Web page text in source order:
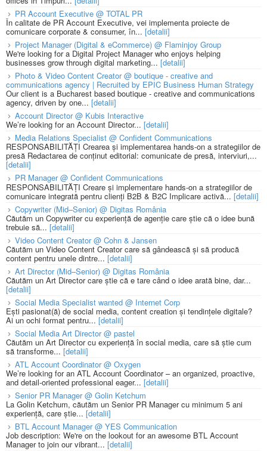
PR Account Executive @ TOTAL PR
În calitate de PR Account Executive, vei implementa proiecte de
comunicare corporate & consumer, în... [detalii]
Project Manager (Digital & eCommerce) @ Flaminjoy Group
We're looking for a Digital Project Manager who enjoys helping
businesses grow through digital marketing... [detalii]
Photo & Video Content Creator @ boutique - creative and
communications agency | Recruited by EPIC Business Human Strategy
Our client is a Bucharest based boutique - creative and communications
agency, driven by one... [detalii]
Account Director @ Kubis Interactive
We’re looking for an Account Director... [detalii]
Media Relations Specialist @ Confident Communications
RESPONSABILITĂȚI Crearea și implementarea hands-on a strategiilor de
presă Redactarea de conținut editorial: comunicate de presă, interviuri,...
[detalii]
PR Manager @ Confident Communications
RESPONSABILITĂȚI Creare și implementare hands-on a strategiilor de
comunicare integrată pentru clienți B2B & B2C Implicare activă... [detalii]
Copywriter (Mid–Senior) @ Digitas România
Căutăm un Copywriter cu experiență de agenție care știe că o idee bună
trebuie să... [detalii]
Video Content Creator @ Cohn & Jansen
Căutăm un Video Content Creator care să gândească și să producă
content pentru unele dintre... [detalii]
Art Director (Mid–Senior) @ Digitas România
Căutăm un Art Director care știe că e tare când o idee arată bine, dar...
[detalii]
Social Media Specialist wanted @ Internet Corp
Ești pasionat(ă) de social media, content creation și tendințele digitale?
Ai un ochi format pentru... [detalii]
Social Media Art Director @ pastel
Căutăm un Art Director cu experiență în social media, care să știe cum
să transforme... [detalii]
ATL Account Coordinator @ Oxygen
We’re looking for an ATL Account Coordinator – an organized, proactive,
and detail-oriented professional eager... [detalii]
Senior PR Manager @ Golin Ketchum
La Golin Ketchum, căutăm un Senior PR Manager cu minimum 5 ani
experiență, care știe... [detalii]
BTL Account Manager @ YES Communication
Job description: We're on the lookout for an awesome BTL Account
Manager to join our vibrant... [detalii]